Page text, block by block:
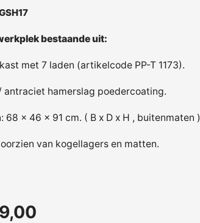
bestaande uit:
met 7 laden (artikelcode PP-T 1173).
antraciet hamerslag poedercoating.
68 x 46 x 91 cm. ( B x D x H , buitenmaten )
van kogellagers en matten.